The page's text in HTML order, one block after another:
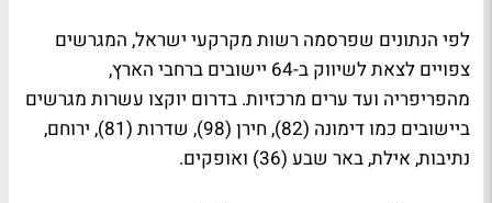
לפי הנתונים שפרסמה רשות מקרקעי ישראל, המגרשים
צפויים לצאת לשיווק ב-64 יישובים ברחבי הארץ,
מהפריפריה ועד ערים מרכזיות. בדרום יוקצו עשרות מגרשים
ביישובים כמו דימונה (82), חירן (98), שדרות (81), ירוחם,
נתיבות, אילת, באר שבע (36) ואופקים.